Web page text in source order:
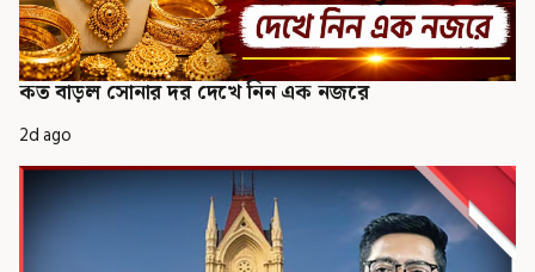
কত বাড়ল সোনার দর দেখে নিন এক নজরে
2d ago